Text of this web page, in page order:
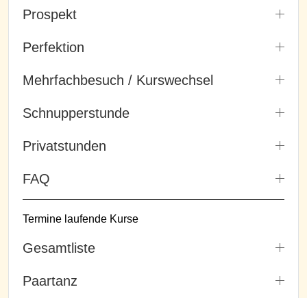
Prospekt
Perfektion
Mehrfachbesuch / Kurswechsel
Schnupperstunde
Privatstunden
FAQ
Termine laufende Kurse
Gesamtliste
Paartanz